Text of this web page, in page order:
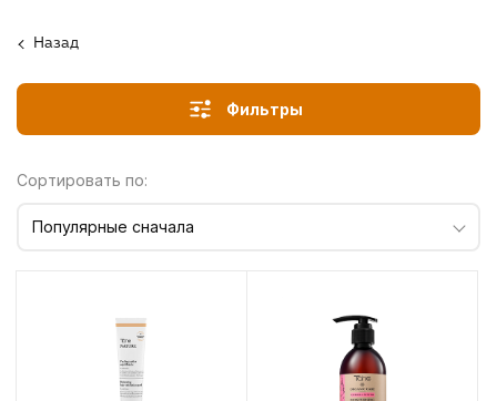
Назад
Фильтры
Сортировать по:
Популярные сначала